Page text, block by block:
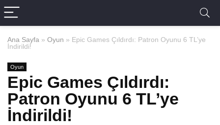
Ana Sayfa » Oyun » Epic Games Çıldırdı: Patron Oyunu 6 TL’ye
İndirildi!
Oyun
Epic Games Çıldırdı:
Patron Oyunu 6 TL’ye
İndirildi!